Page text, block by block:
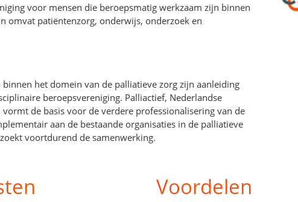
voor mensen die beroepsmatig werkzaam zijn binnen
omvat patiëntenzorg, onderwijs, onderzoek en
het domein van de palliatieve zorg zijn aanleiding
beroepsvereniging. Palliactief, Nederlandse
de basis voor de verdere professionalisering van de
aan de bestaande organisaties in de palliatieve
voortdurend de samenwerking.
Voordelen